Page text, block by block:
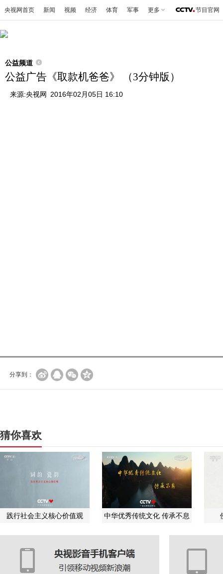
央视网首页 新闻 视频 经济 体育 军事 更多 节目官网
公益频道
公益广告《取款机爸爸》 （3分钟版）
来源:央视网 2016年02月05日 16:10
分享到：
猜你喜欢
践行社会主义核心价值观 中华优秀传统文化 传承不息